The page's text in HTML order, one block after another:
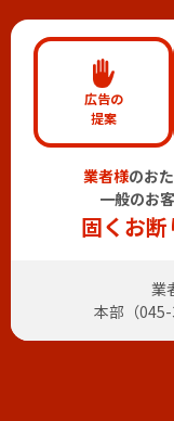
広告の
提案
業者様のお
一般のお
固くお断
業
本部（